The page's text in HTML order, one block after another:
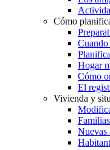
Cómo
Hogar
Cómo
El
Vivienda y
Nuevas